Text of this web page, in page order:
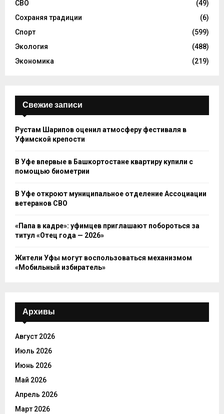
СВО
(49)
Сохраняя традиции
(6)
Спорт
(599)
Экология
(488)
Экономика
(219)
Свежие записи
Рустам Шарипов оценил атмосферу фестиваля в
Уфимской крепости
В Уфе впервые в Башкортостане квартиру купили с
помощью биометрии
В Уфе откроют муниципальное отделение Ассоциации
ветеранов СВО
«Папа в кадре»: уфимцев приглашают побороться за
титул «Отец года — 2026»
Жители Уфы могут воспользоваться механизмом
«Мобильный избиратель»
Архивы
Август 2026
Июль 2026
Июнь 2026
Май 2026
Апрель 2026
Март 2026